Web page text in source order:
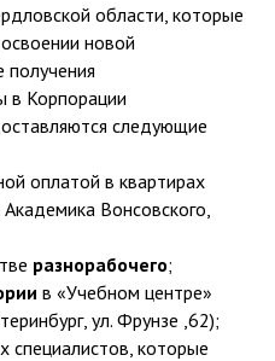
области, которые
новой
получения
в Корпорации
следующие
оплатой в квартирах
Вонсовского,
разнорабочего;
в «Учебном центре»
ул. Фрунзе ,62);
специалистов, которые